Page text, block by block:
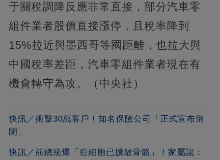
于關稅調降反應非常直接，部分汽車零
組件業者股價直接漲停，且稅率降到
15%拉近與墨西哥等國距離，也拉大與
中國稅率差距，汽車零組件業者現在有
機會轉守為攻。（中央社）
快訊／衝擊30萬客戶！知名保險公司「正式宣布倒
閉」
快訊／前總統爆「癌細胞已擴散骨骼」！家屬認：